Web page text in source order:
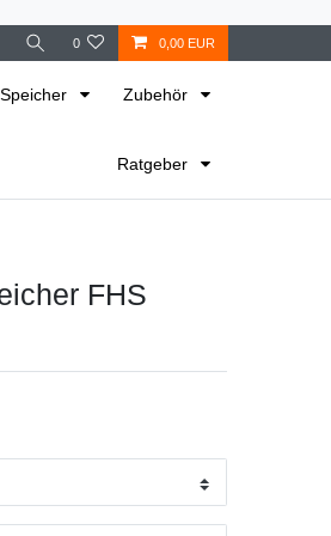
0 0,00 EUR
Speicher Zubehör
Ratgeber
FHS